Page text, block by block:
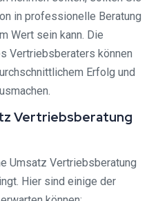
in professionelle Beratung
Wert sein kann. Die
Vertriebsberaters können
Erfolg und
Vertriebsberatung
Umsatz Vertriebsberatung
Hier sind einige der